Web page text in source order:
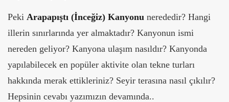
Peki Arapapıştı (İnceğiz) Kanyonu nerededir? Hangi
illerin sınırlarında yer almaktadır? Kanyonun ismi
nereden geliyor? Kanyona ulaşım nasıldır? Kanyonda
yapılabilecek en popüler aktivite olan tekne turları
hakkında merak ettikleriniz? Seyir terasına nasıl çıkılır?
Hepsinin cevabı yazımızın devamında..